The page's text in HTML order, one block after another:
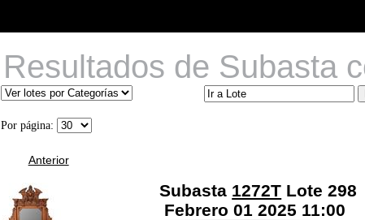
Resultados de Subasta
Por página:
Anterior
Subasta 1272T Lote 298
Febrero 01 2025 11:00